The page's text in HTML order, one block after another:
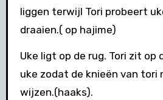
liggen terwijl Tori probeert
draaien.( op hajime)
Uke ligt op de rug. Tori zit op
uke zodat de knieën van tori
wijzen.(haaks).